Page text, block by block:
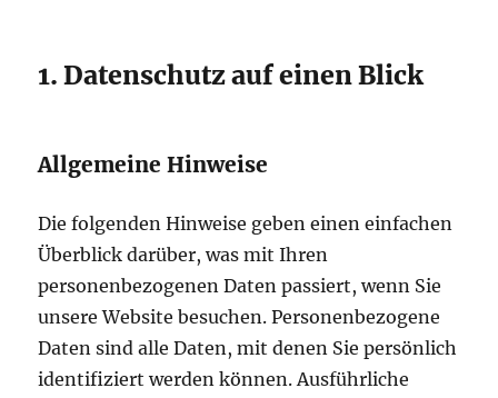
1. Datenschutz auf einen Blick
Allgemeine Hinweise
Die folgenden Hinweise geben einen einfachen
Überblick darüber, was mit Ihren
personenbezogenen Daten passiert, wenn Sie
unsere Website besuchen. Personenbezogene
Daten sind alle Daten, mit denen Sie persönlich
identifiziert werden können. Ausführliche